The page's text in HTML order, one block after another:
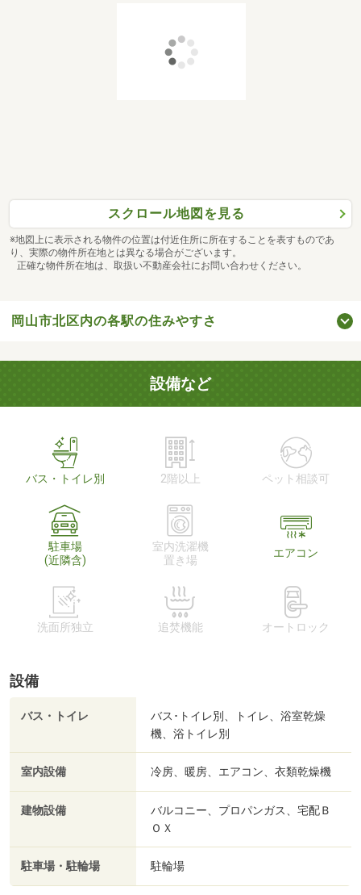
スクロール地図を見る
※地図上に表示される物件の位置は付近住所に所在することを表すものであ
り、実際の物件所在地とは異なる場合がございます。
正確な物件所在地は、取扱い不動産会社にお問い合わせください。
岡山市北区内の各駅の住みやすさ
設備など
バス・トイレ別 2階以上 ペット相談可
駐車場
(近隣含)
室内洗濯機
置き場
エアコン
洗面所独立 追焚機能 オートロック
設備
バス・トイレ
バス･トイレ別、トイレ、浴室乾燥
機、浴トイレ別
室内設備 冷房、暖房、エアコン、衣類乾燥機
建物設備
バルコニー、プロパンガス、宅配Ｂ
ＯＸ
駐車場・駐輪場 駐輪場